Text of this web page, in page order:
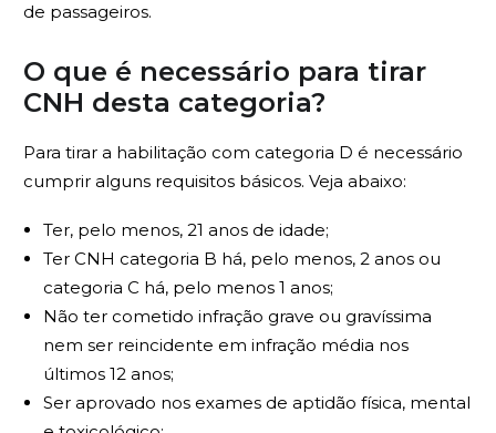
de passageiros.
O que é necessário para tirar
CNH desta categoria?
Para tirar a habilitação com categoria D é necessário
cumprir alguns requisitos básicos. Veja abaixo:
Ter, pelo menos, 21 anos de idade;
Ter CNH categoria B há, pelo menos, 2 anos ou
categoria C há, pelo menos 1 anos;
Não ter cometido infração grave ou gravíssima
nem ser reincidente em infração média nos
últimos 12 anos;
Ser aprovado nos exames de aptidão física, mental